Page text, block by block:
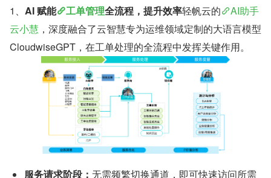
1、 AI 赋能 工单管理全流程，提升效率轻帆云的
AI助手
云小慧 ，深度融合了云智慧专为运维领域定制的大语言模型
CloudwiseGPT，在工单处理的全流程中发挥关键作用。
服务请求阶段： 无需频繁切换通道，即可快速访问所需